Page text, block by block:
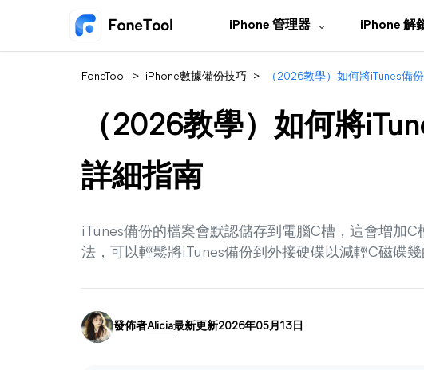
iPhone 管理器 iPhone 解
FoneTool > iPhone數據備份技巧 > （2026教學）如何將iTunes備
（2026教學）如何將
詳細指南
iTunes備份的檔案會默認儲存到電腦C槽，這會增加
法，可以輕鬆將iTunes備份到外接硬碟以減輕C磁碟幾
發佈者Alicia最新更新2026年05月13日